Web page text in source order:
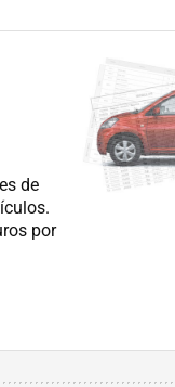
de
por